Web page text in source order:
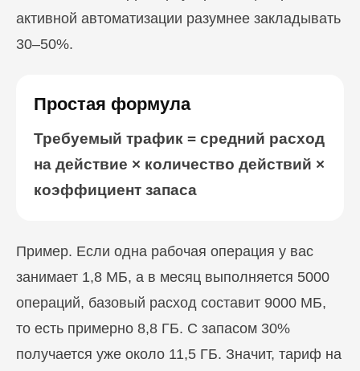
активной автоматизации разумнее закладывать
30–50%.
Простая формула
Требуемый трафик = средний расход
на действие × количество действий ×
коэффициент запаса
Пример. Если одна рабочая операция у вас
занимает 1,8 МБ, а в месяц выполняется 5000
операций, базовый расход составит 9000 МБ,
то есть примерно 8,8 ГБ. С запасом 30%
получается уже около 11,5 ГБ. Значит, тариф на